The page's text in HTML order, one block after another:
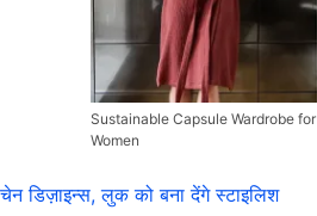
Sustainable Capsule Wardrobe for
Women
लुक को बना देंगे स्टाइलिश